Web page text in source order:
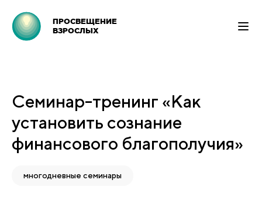
ПРОСВЕЩЕНИЕ
ВЗРОСЛЫХ
Семинар-тренинг «Как
установить сознание
финансового благополучия»
многодневные семинары